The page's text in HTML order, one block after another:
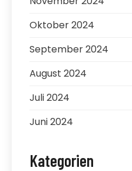
Oktober 2024
September 2024
August 2024
Juli 2024
Juni 2024
Kategorien